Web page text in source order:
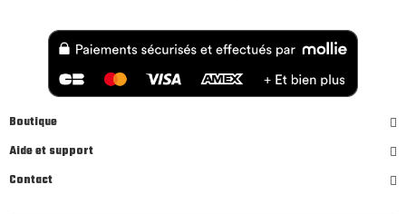
Boutique
Aide et support
Contact